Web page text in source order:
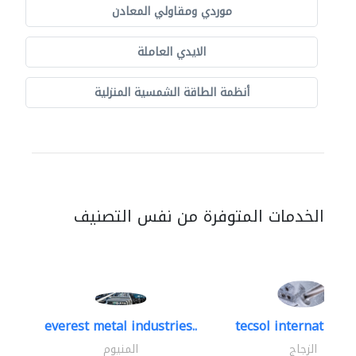
موردي ومقاولي المعادن
الايدي العاملة
أنظمة الطاقة الشمسية المنزلية
الخدمات المتوفرة من نفس التصنيف
everest metal industries..
المنيوم
tecsol
الزجاج